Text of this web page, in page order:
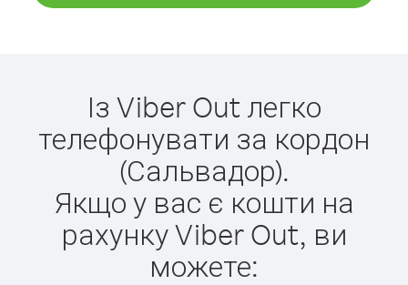
Із Viber Out легко
телефонувати за кордон
(Сальвадор).
Якщо у вас є кошти на
рахунку Viber Out, ви
можете: